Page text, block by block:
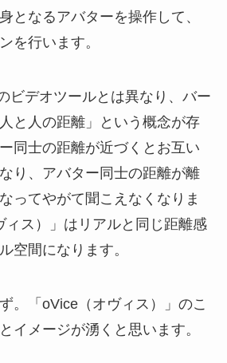
となるアバターを操作して、
を行います。
ビデオツールとは異なり、バー
と人の距離」という概念が存
同士の距離が近づくとお互い
り、アバター同士の距離が離
ってやがて聞こえなくなりま
ィス）」はリアルと同じ距離感
空間になります。
。「oVice（オヴィス）」のこ
イメージが湧くと思います。